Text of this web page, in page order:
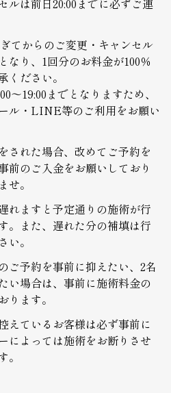
ルは前日20:00までに必ずご連
てからのご変更・キャンセル
なり、1回分のお料金が100％
ください。
～19:00までとなりますため、
ル・LINE等のご利用をお願い
された場合、改めてご予約を
前のご入金をお願いしており
せ。
れますと予定通りの施術が行
。また、遅れた分の補填は行
い。
ご予約を事前に抑えたい、2名
い場合は、事前に施術料金の
ります。
えているお客様は必ず事前に
によっては施術をお断りさせ